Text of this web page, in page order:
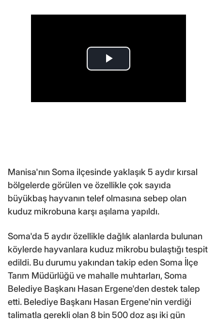
Manisa'nın Soma ilçesinde yaklaşık 5 aydır kırsal
bölgelerde görülen ve özellikle çok sayıda
büyükbaş hayvanın telef olmasına sebep olan
kuduz mikrobuna karşı aşılama yapıldı.
Soma'da 5 aydır özellikle dağlık alanlarda bulunan
köylerde hayvanlara kuduz mikrobu bulaştığı tespit
edildi. Bu durumu yakından takip eden Soma İlçe
Tarım Müdürlüğü ve mahalle muhtarları, Soma
Belediye Başkanı Hasan Ergene'den destek talep
etti. Belediye Başkanı Hasan Ergene'nin verdiği
talimatla gerekli olan 8 bin 500 doz aşı iki gün